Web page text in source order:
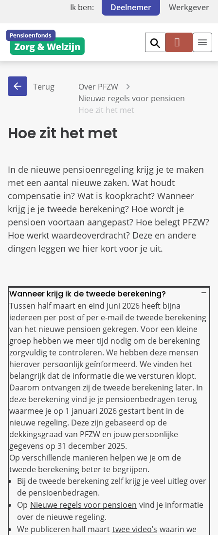
Ik ben: Deelnemer Werkgever
Mi
W
Terug
Over PFZW
Nieuwe regels voor pensioen
Hoe zit het met
Hoe zit het met
In de nieuwe pensioenregeling krijg je te maken
met een aantal nieuwe zaken. Wat houdt
compensatie in? Wat is koopkracht? Wanneer
krijg je je tweede berekening? Hoe wordt je
pensioen voortaan aangepast? Hoe belegt PFZW?
Hoe werkt waardeoverdracht? Deze en andere
dingen leggen we hier kort voor je uit.
Wanneer krijg ik de tweede berekening?
Tussen half maart en eind juni 2026 heeft bijna
iedereen per post of per e-mail de tweede berekening
van het nieuwe pensioen gekregen. Voor een kleine
groep hebben we meer tijd nodig om de berekening
zorgvuldig te controleren. We hebben deze mensen
hierover persoonlijk geïnformeerd. We vinden het
belangrijk dat de informatie die we versturen klopt.
Daarom ontvangen zij de tweede berekening later. In
deze berekening vind je je pensioenbedragen terug
waarmee je op 1 januari 2026 gestart bent in de
nieuwe regeling. Deze zijn gebaseerd op de
dekkingsgraad van PFZW en jouw persoonlijke
gegevens op 31 december 2025.
Op verschillende manieren helpen we je om de
tweede berekening beter te begrijpen.
Bij de tweede berekening zelf krijg je veel uitleg over
de pensioenbedragen.
Op Nieuwe regels voor pensioen vind je informatie
over de nieuwe regeling.
We publiceren half maart twee video’s waarin we